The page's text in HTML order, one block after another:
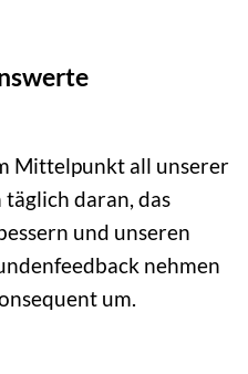
Mittelpunkt all unserer
daran, das
und unseren
nehmen
um.